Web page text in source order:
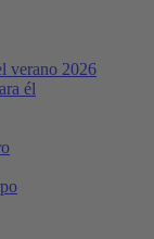
verano 2026
él